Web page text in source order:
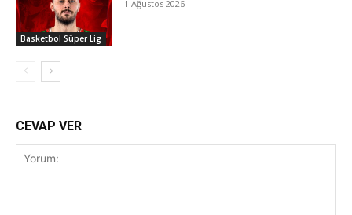
Basketbol Süper Lig
1 Ağustos 2026
CEVAP VER